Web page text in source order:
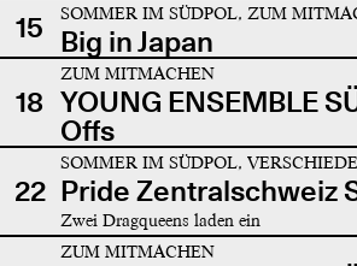
15
SOMMER IM SÜDPOL, ZUM
Big in Japan
18
ZUM MITMACHEN
YOUNG ENSEMBLE
Offs
22
SOMMER IM SÜDPOL,
Pride Zentralschweiz
Zwei Dragqueens laden ein
ZUM MITMACHEN